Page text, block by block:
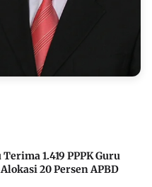
1.419 PPPK Guru
20 Persen APBD